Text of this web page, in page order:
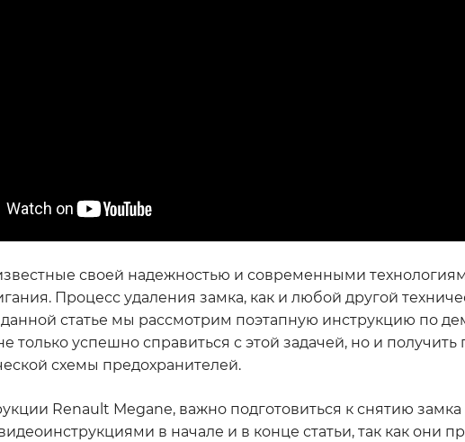
своей надежностью и современными
Процесс удаления замка, как и любой другой
статье мы рассмотрим поэтапную инструкцию по
только успешно справиться с этой задачей, но и
схемы предохранителей.
Renault Megane, важно подготовиться к снятию
в начале и в конце статьи, так как они